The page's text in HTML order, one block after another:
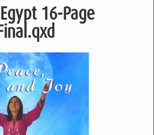
16-Page